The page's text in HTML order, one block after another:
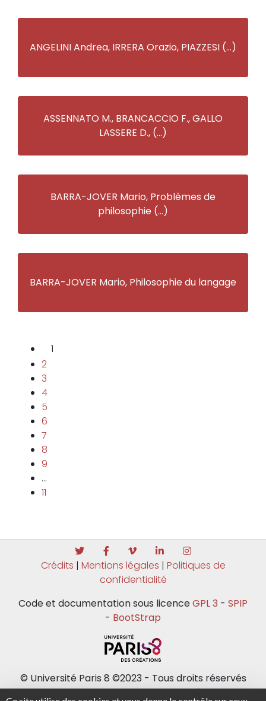
ANGELINI Andrea, IRRERA Orazio, PIAZZESI (…)
ASSENNATO M., BRANCACCIO F., GALLO
LASSERE D., (…)
BARRA-JOVER Mario, Problèmes de
philosophie (…)
BARRA-JOVER Mario, Philosophie du langage
1
2
3
4
5
6
7
8
9
…
11
Crédits | Mentions légales | Politiques de
confidentialité
Code et documentation sous licenceGPL 3 - SPIP
- BootStrap
© Université Paris 8 ©2023 - Tous droits réservés
Université Paris 8 - 2 rue de la Liberté - 93526